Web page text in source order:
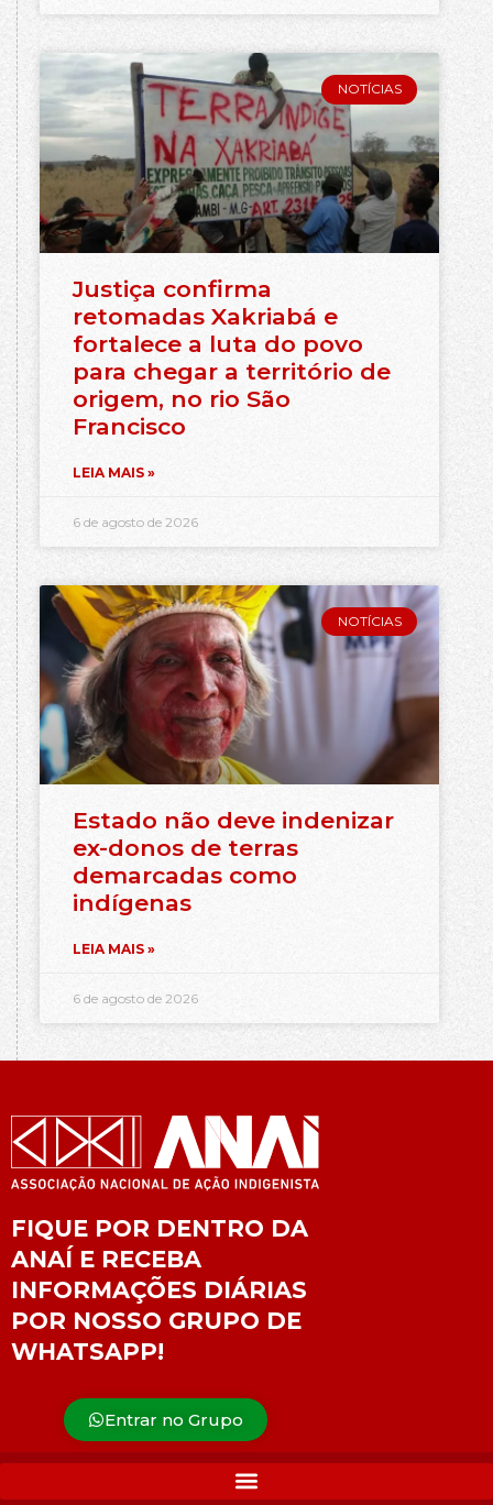
NOTÍCIAS
Justiça confirma
retomadas Xakriabá e
fortalece a luta do povo
para chegar a território de
origem, no rio São
Francisco
LEIA MAIS »
6 de agosto de 2026
NOTÍCIAS
Estado não deve indenizar
ex-donos de terras
demarcadas como
indígenas
LEIA MAIS »
6 de agosto de 2026
FIQUE POR DENTRO DA
ANAÍ E RECEBA
INFORMAÇÕES DIÁRIAS
POR NOSSO GRUPO DE
WHATSAPP!
Entrar no Grupo